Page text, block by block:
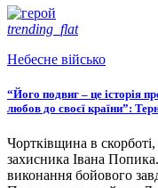
trending_flat
Небесне військо
“Його подвиг – це історія
любов до своєї країни”:
Чортківщина в
захисника Івана
виконання бойового